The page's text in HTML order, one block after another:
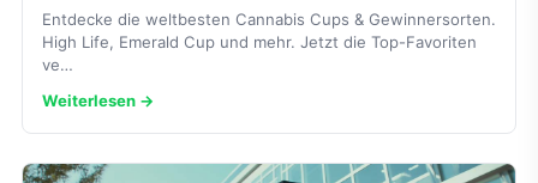
Entdecke die weltbesten Cannabis Cups & Gewinnersorten.
High Life, Emerald Cup und mehr. Jetzt die Top-Favoriten
ve…
Weiterlesen →